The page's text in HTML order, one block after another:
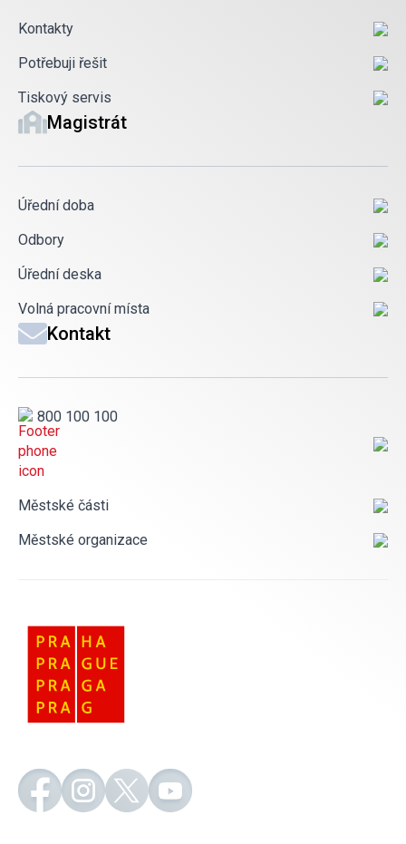
Kontakty
Potřebuji řešit
Tiskový servis
Magistrát
Úřední doba
Odbory
Úřední deska
Volná pracovní místa
Kontakt
800 100 100
Městské části
Městské organizace